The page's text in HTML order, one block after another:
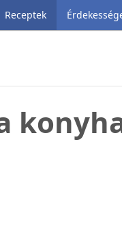
Receptek